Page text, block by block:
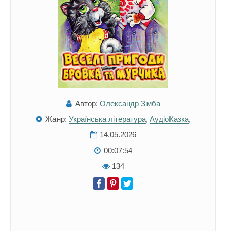
Автор: Олександр Зімба
Жанр: Українська література, АудіоКазка,
14.05.2026
00:07:54
134